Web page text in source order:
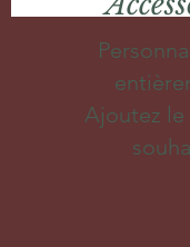
Ajoutez le